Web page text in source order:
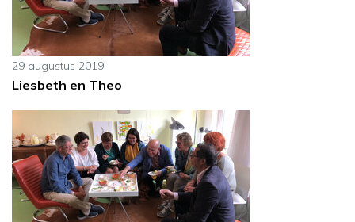
29 augustus 2019
Liesbeth en Theo